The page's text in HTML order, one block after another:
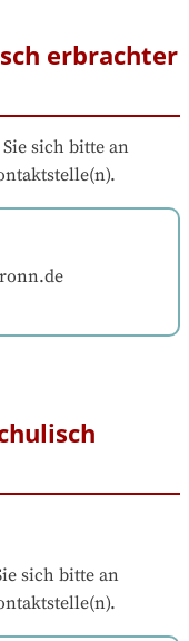
erbrachter
sich bitte an
sich bitte an